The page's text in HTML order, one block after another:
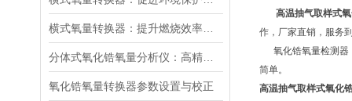
氧化锆氧量转换器参数设置与校正
高温抽气取样式
作，厂家直销，服务
氧化锆氧量检测
简单。
高温抽气取样式氧化